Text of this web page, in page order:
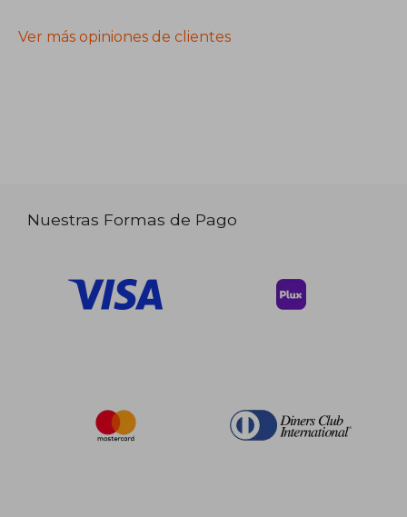
Ver más opiniones de clientes
Nuestras Formas de Pago